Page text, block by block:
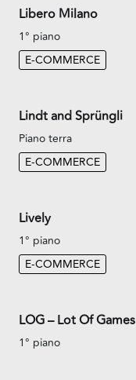
Libero Milano
1° piano
E-COMMERCE
Lindt and Sprüngli
Piano terra
E-COMMERCE
Lively
1° piano
E-COMMERCE
LOG – Lot Of Games
1° piano